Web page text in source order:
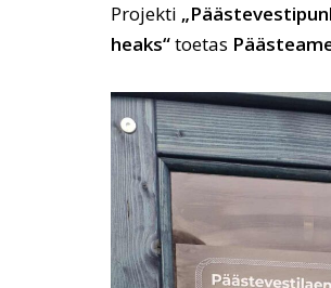
Projekti
heaks“toetas